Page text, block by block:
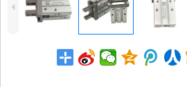
4